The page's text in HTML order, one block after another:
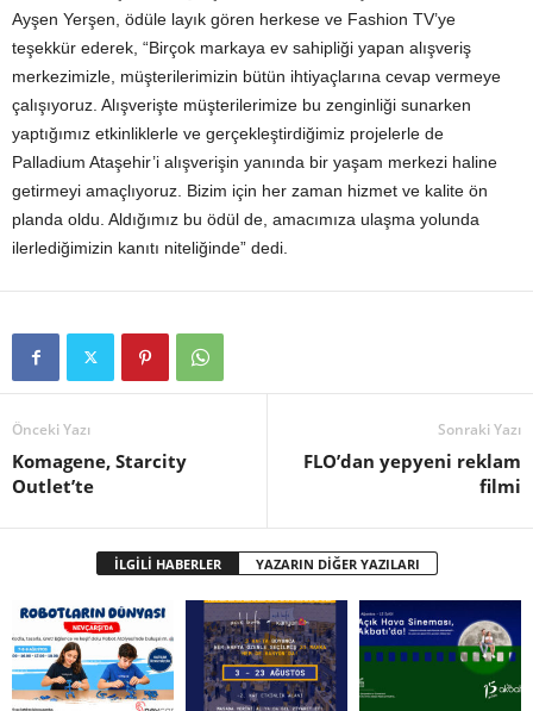
Ayşen Yerşen, ödüle layık gören herkese ve Fashion TV’ye
teşekkür ederek, “Birçok markaya ev sahipliği yapan alışveriş
merkezimizle, müşterilerimizin bütün ihtiyaçlarına cevap vermeye
çalışıyoruz. Alışverişte müşterilerimize bu zenginliği sunarken
yaptığımız etkinliklerle ve gerçekleştirdiğimiz projelerle de
Palladium Ataşehir’i alışverişin yanında bir yaşam merkezi haline
getirmeyi amaçlıyoruz. Bizim için her zaman hizmet ve kalite ön
planda oldu. Aldığımız bu ödül de, amacımıza ulaşma yolunda
ilerlediğimizin kanıtı niteliğinde” dedi.
Önceki Yazı
Komagene, Starcity
Outlet’te
Sonraki Yazı
FLO’dan yepyeni reklam
filmi
İLGİLİ HABERLER YAZARIN DİĞER YAZILARI